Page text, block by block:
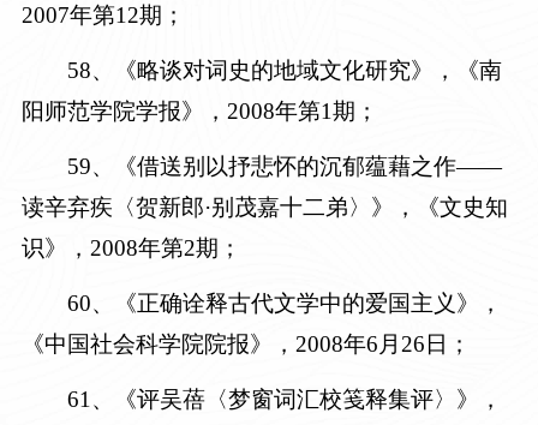
2007年第12期 ；
58、《略谈对词史的地域文化研究》，《南
阳师范学院学报》， 2008年第1期 ；
59、《借送别以抒悲怀的沉郁蕴藉之作——
读辛弃疾〈贺新郎·别茂嘉十二弟〉》，《文史知
识》， 2008年第2期 ；
60、《正确诠释古代文学中的爱国主义》，
《中国社会科学院院报》， 2008年6月26日 ；
61 、《评吴蓓〈梦窗词汇校笺释集评〉》，